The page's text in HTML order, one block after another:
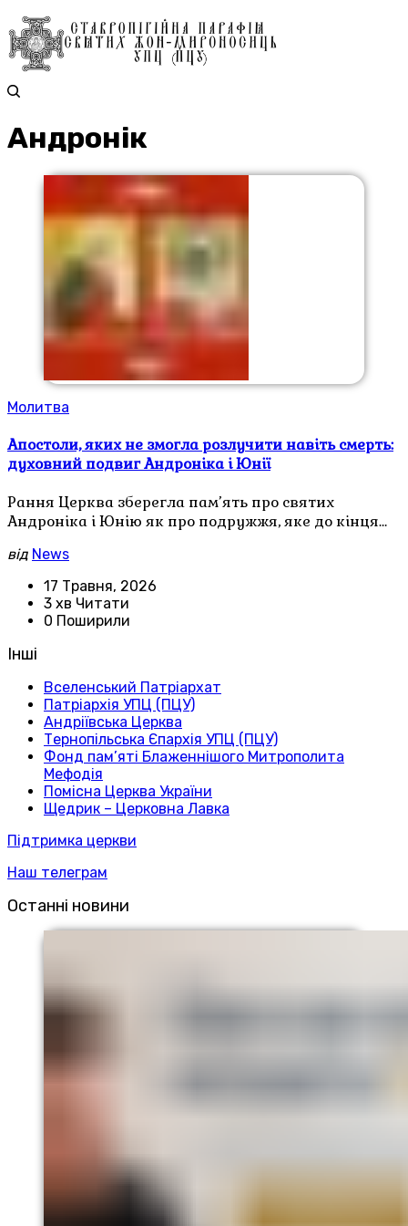
Андронік
Молитва
Апостоли, яких не змогла розлучити навіть смерть:
духовний подвиг Андроніка і Юнії
Рання Церква зберегла пам’ять про святих
Андроніка і Юнію як про подружжя, яке до кінця…
від News
17 Травня, 2026
3 хв Читати
0 Поширили
Інші
Вселенський Патріархат
Патріархія УПЦ (ПЦУ)
Андріївська Церква
Тернопільська Єпархія УПЦ (ПЦУ)
Фонд пам’яті Блаженнішого Митрополита
Мефодія
Помісна Церква України
Щедрик – Церковна Лавка
Підтримка церкви
Наш телеграм
Останні новини